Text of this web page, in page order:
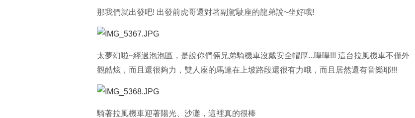
那我們就出發吧! 出發前虎哥還對著副駕駛座的龍弟說~坐好哦!
太夢幻啦~經過泡泡區，是說你們倆兄弟騎機車沒戴安全帽厚...嗶嗶!!! 這台拉風機車不僅外
觀酷炫，而且還很夠力，雙人座的馬達在上坡路段還很有力哦，而且居然還有音樂耶!!!
騎著拉風機車迎著陽光、沙灘，這裡真的很棒